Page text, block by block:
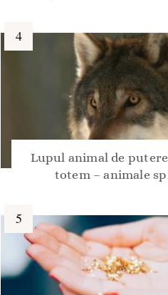
Lupul animal de
totem – animale